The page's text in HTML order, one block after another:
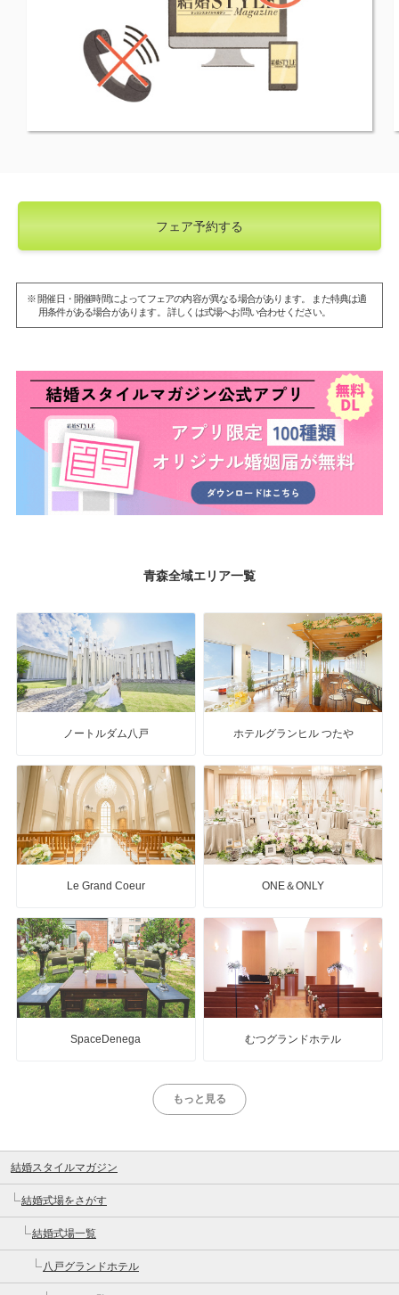
フェア予約する
※ 開催日・開催時間によってフェアの内容が異なる場合があります。 また特典は適
用条件がある場合があります。 詳しくは式場へお問い合わせください。
青森全域エリア一覧
ノートルダム八戸 ホテルグランヒル つたや
Le Grand Coeur ONE＆ONLY
SpaceDenega むつグランドホテル
もっと見る
結婚スタイルマガジン
結婚式場をさがす
結婚式場一覧
八戸グランドホテル